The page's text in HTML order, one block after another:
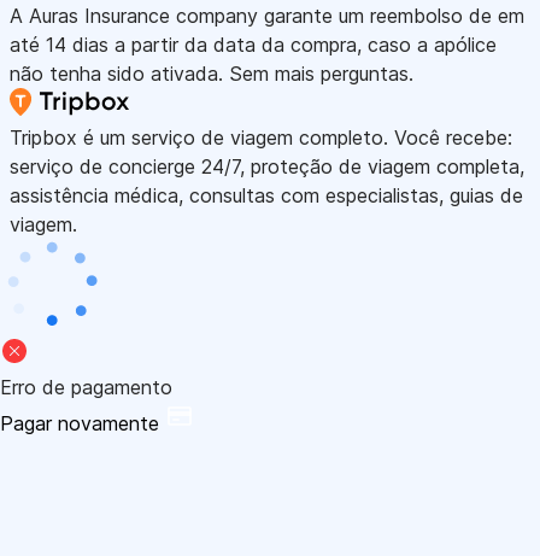
A Auras Insurance company garante um reembolso de em
até 14 dias a partir da data da compra, caso a apólice
não tenha sido ativada. Sem mais perguntas.
Tripbox é um serviço de viagem completo. Você recebe:
serviço de concierge 24/7, proteção de viagem completa,
assistência médica, consultas com especialistas, guias de
viagem.
Erro de pagamento
Pagar novamente